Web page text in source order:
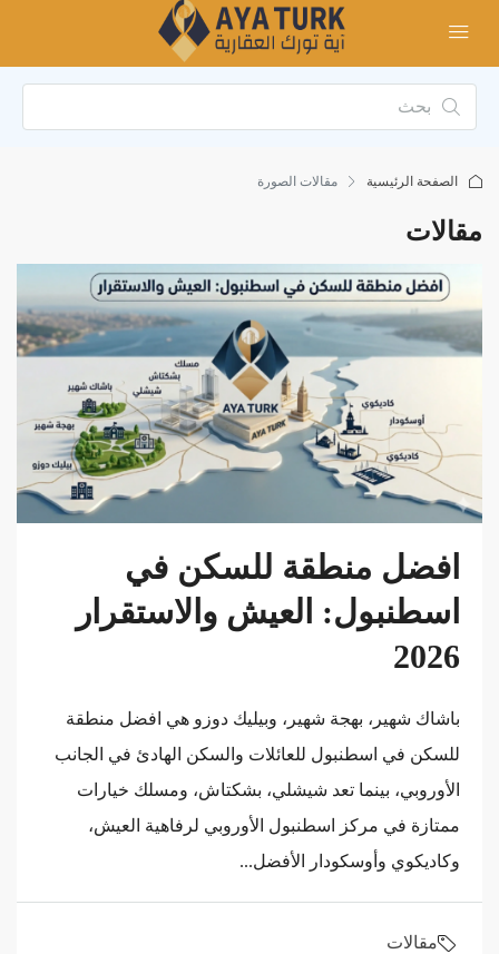
الصفحة الرئيسية ‏مقالات الصورة
مقالات
افضل منطقة للسكن في
اسطنبول: العيش والاستقرار
2026
باشاك شهير، بهجة شهير، وبيليك دوزو هي افضل منطقة
للسكن في اسطنبول للعائلات والسكن الهادئ في الجانب
الأوروبي، بينما تعد شيشلي، بشكتاش، ومسلك خيارات
ممتازة في مركز اسطنبول الأوروبي لرفاهية العيش،
وكاديكوي وأوسكودار الأفضل...
مقالات